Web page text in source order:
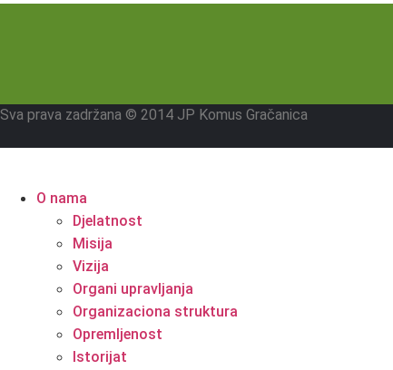
Sva prava zadržana © 2014 JP Komus Gračanica
O nama
Djelatnost
Misija
Vizija
Organi upravljanja
Organizaciona struktura
Opremljenost
Istorijat